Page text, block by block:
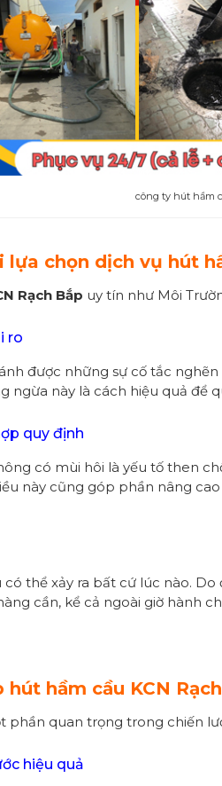
công ty hút hầm
chọn dịch vụ hút
Rạch Bắp uy tín như Môi
ro
được những sự cố tắc
này là cách hiệu quả để
quy định
có mùi hôi là yếu tố then
này cũng góp phần nâng
thể xảy ra bất cứ lúc nào.
cần, kể cả ngoài giờ hành
hầm cầu KCN
quan trọng trong chiến
hiệu quả